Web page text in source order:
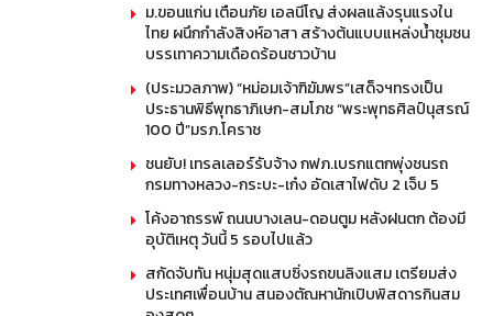
ม.ขอนแก่น เตือนภัย เอลนีโญ ส่งผลแล้งรุนแรงใน
ไทย ผนึกกำลังสิงห์อาสา สร้างต้นแบบแหล่งน้ำชุมชน
บรรเทาความเดือดร้อนชาวบ้าน
(ประมวลภาพ) “หม่อมเจ้าฑิฆัมพร”เสด็จฯทรงเป็น
ประธานพิธีพุทธาภิเษก-สมโภช “พระพุทธศิลป์นุสรณ์
100 ปี”มรภ.โคราช
ชนยับ! เทรลเลอร์รับจ้าง กฟภ.เบรกแตกพุ่งชนรถ
กรมทางหลวง-กระบะ-เก๋ง อัดเสาไฟดับ 2 เจ็บ 5
โค้งอาถรรพ์ ถนนบางเลน-ดอนตูม หลังฝนตก ต้องมี
อุบัติเหตุ วันนี้ 5 รอบไปแล้ว
สกัดจับทัน หนุ่มสุดแสบซิ่งรถขนลิงแสม เตรียมส่ง
ประเทศเพื่อนบ้าน สนองตัณหานักเปิบพิสดารกินสม